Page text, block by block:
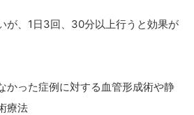
が、1日3回、30分以上行うと効果が
かった症例に対する血管形成術や静
療法